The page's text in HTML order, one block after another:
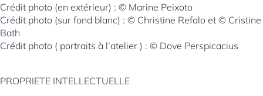
Crédit photo (en extérieur) : © Marine Peixoto
Crédit photo (sur fond blanc) : © Christine Refalo et © Cristine
Bath
Crédit photo ( portraits à l’atelier ) : © Dove Perspicacius
PROPRIETE INTELLECTUELLE